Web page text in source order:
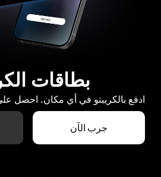
بطاقات
ادفع بالكريبتو في أي مكان. احصل على
جرب الآن